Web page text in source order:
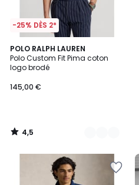
-25% DÈS 2*
POLO RALPH LAUREN
Polo Custom Fit Pima coton
logo brodé
145,00 €
4,5
/ 5
2
Couleurs
4,5
/